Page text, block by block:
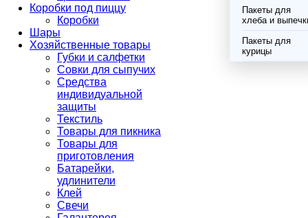
Коробки под пиццу
Коробки
Шары
Хозяйственные товары
Губки и салфетки
Совки для сыпучих
Средства
индивидуальной
защиты
Текстиль
Товары для пикника
Товары для
приготовления
Батарейки,
удлинители
Клей
Свечи
Пакеты для
хлеба и
Пакеты для
курицы